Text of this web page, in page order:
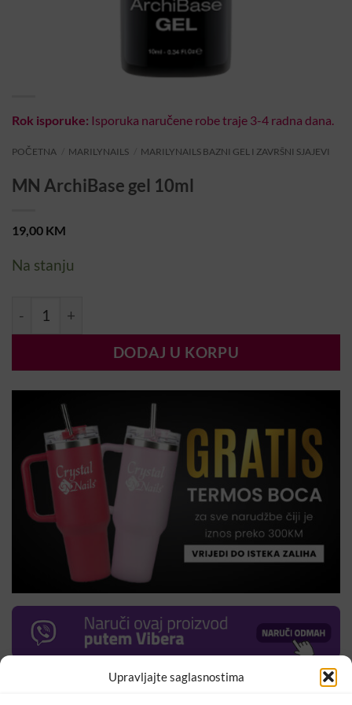
Upravljajte saglasnostima
Rok isporuke: Isporuka naručene robe traje 3-4 radna dana.
POČETNA MARILYNAILS MARILYNAILS BAZNI GEL I ZAVRŠNI SJAJEVI
MN ArchiBase gel 10ml
19,00 KM
Na stanju
MN ArchiBase gel 10ml količina
DODAJ U KORPU
Prozirni bazni gel ekstra snažnog prijanjanja, koji se nanosi